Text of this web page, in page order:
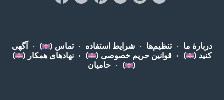
دربارۀ ما • تنظیم‌ها • شرایط استفاده • تماس ( )
•
آگهی
کنید (
)
• قوانین حریم خصوصی ( )
• نهادهای همکار (
)
• حامیان ( )